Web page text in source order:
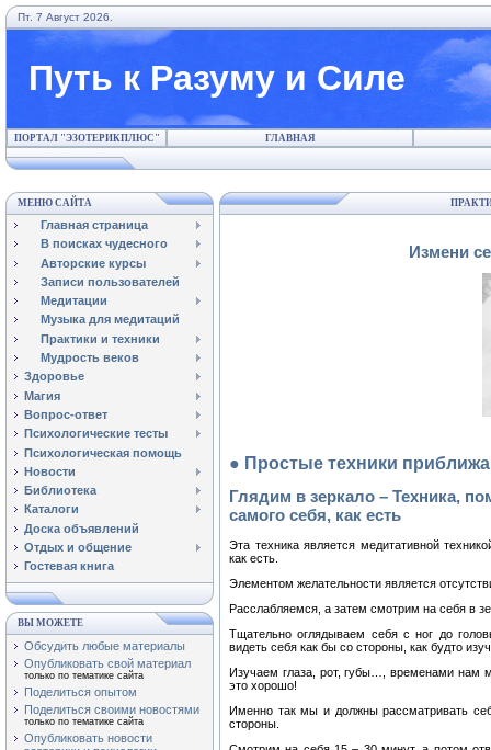
Пт. 7 Август 2026.
Путь к Разуму и Силе
ПОРТАЛ "ЭЗОТЕРИКПЛЮС" ГЛАВНАЯ
МЕНЮ САЙТА
Главная страница
В поисках чудесного
Авторские курсы
Записи пользователей
Медитации
Музыка для медитаций
Практики и техники
Мудрость веков
Здоровье
Магия
Вопрос-ответ
Психологические тесты
Психологическая помощь
Новости
Библиотека
Каталоги
Доска объявлений
Отдых и общение
Гостевая книга
ВЫ МОЖЕТЕ
Обсудить любые материалы
Опубликовать свой материал
только по тематике сайта
Поделиться опытом
Поделиться своими новостями
только по тематике сайта
Опубликовать новости
Измени
● Простые техники
Глядим в зеркало – Техника,
самого себя, как есть
Эта техника является медитативной
как есть.
Элементом желательности является
Расслабляемся, а затем смотрим на себя в
Тщательно оглядываем себя с ног до
видеть себя как бы со стороны, как будто
Изучаем глаза, рот, губы…, временами нам
это хорошо!
Именно так мы и должны рассматривать
стороны.